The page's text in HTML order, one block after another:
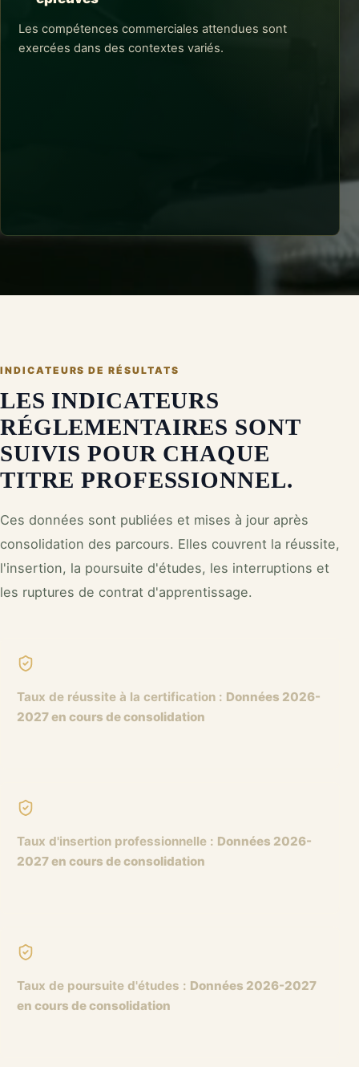
Les compétences commerciales attendues sont
exercées dans des contextes variés.
INDICATEURS DE RÉSULTATS
LES INDICATEURS
RÉGLEMENTAIRES SONT
SUIVIS POUR CHAQUE
TITRE PROFESSIONNEL.
Ces données sont publiées et mises à jour après
consolidation des parcours. Elles couvrent la réussite,
l'insertion, la poursuite d'études, les interruptions et
les ruptures de contrat d'apprentissage.
Taux de réussite à la certification : Données 2026-
2027 en cours de consolidation
Taux d'insertion professionnelle : Données 2026-
2027 en cours de consolidation
Taux de poursuite d'études : Données 2026-2027
en cours de consolidation